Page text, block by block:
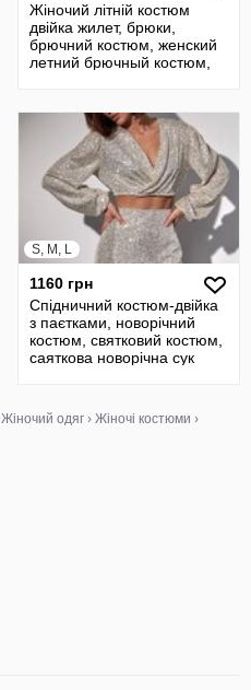
Жіночий літній костюм
двійка жилет, брюки,
брючний костюм, женский
летний брючный костюм,
S, M, L
1160 грн
Спідничний костюм-двійка
з паєтками, новорічний
костюм, святковий костюм,
саяткова новорічна сук
Жіночий одяг › Жіночі костюми ›